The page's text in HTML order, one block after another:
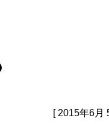
[ 2015年6月